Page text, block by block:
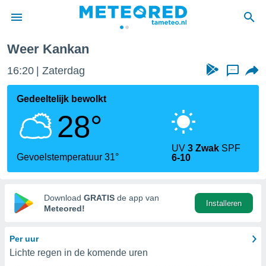
door
verstrekte
hoge
hebt de
voor
op basis
Weer Kankan
16:20 Zaterdag ...
Gedeeltelijk bewolkt
28°
Gevoelstemperatuur 31°
UV3 Zwak SPF
6-10
Download GRATIS de app van
Meteored!
Installeren
Per uur
Lichte regen in de komende uren